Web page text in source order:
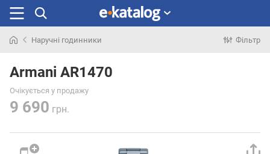
раніше
Наручні годинники Фільтр
Armani AR1470
Очікується у продажу
9 690 грн.